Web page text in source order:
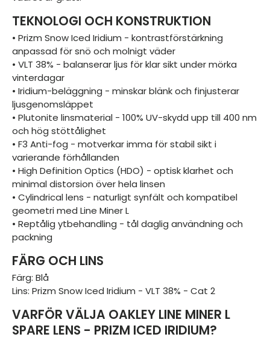
TEKNOLOGI OCH KONSTRUKTION
• Prizm Snow Iced Iridium - kontrastförstärkning
anpassad för snö och molnigt väder
• VLT 38% - balanserar ljus för klar sikt under mörka
vinterdagar
• Iridium-beläggning - minskar blänk och finjusterar
ljusgenomsläppet
• Plutonite linsmaterial - 100% UV-skydd upp till 400 nm
och hög stöttålighet
• F3 Anti-fog - motverkar imma för stabil sikt i
varierande förhållanden
• High Definition Optics (HDO) - optisk klarhet och
minimal distorsion över hela linsen
• Cylindrical lens - naturligt synfält och kompatibel
geometri med Line Miner L
• Reptålig ytbehandling - tål daglig användning och
packning
FÄRG OCH LINS
Färg: Blå
Lins: Prizm Snow Iced Iridium - VLT 38% - Cat 2
VARFÖR VÄLJA OAKLEY LINE MINER L
SPARE LENS - PRIZM ICED IRIDIUM?